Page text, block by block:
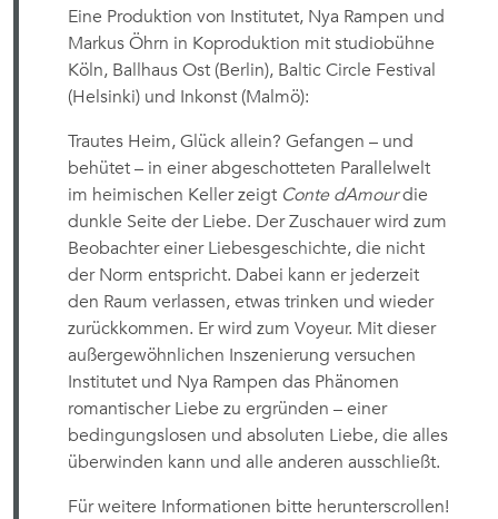
Eine Produktion von Institutet, Nya Rampen und
Markus Öhrn in Koproduktion mit studiobühne
Köln, Ballhaus Ost (Berlin), Baltic Circle Festival
(Helsinki) und Inkonst (Malmö):
Trautes Heim, Glück allein? Gefangen – und
behütet – in einer abgeschotteten Parallelwelt
im heimischen Keller zeigt Conte dAmourdie
dunkle Seite der Liebe. Der Zuschauer wird zum
Beobachter einer Liebesgeschichte, die nicht
der Norm entspricht. Dabei kann er jederzeit
den Raum verlassen, etwas trinken und wieder
zurückkommen. Er wird zum Voyeur. Mit dieser
außergewöhnlichen Inszenierung versuchen
Institutet und Nya Rampen das Phänomen
romantischer Liebe zu ergründen – einer
bedingungslosen und absoluten Liebe, die alles
überwinden kann und alle anderen ausschließt.
Für weitere Informationen bitte herunterscrollen!